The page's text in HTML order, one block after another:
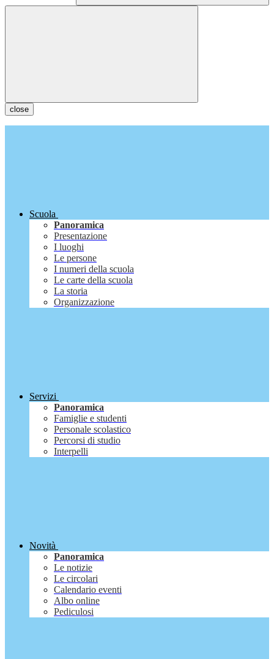
close
Scuola
Panoramica
Presentazione
I luoghi
Le persone
I numeri della scuola
Le carte della scuola
La storia
Organizzazione
Servizi
Panoramica
Famiglie e studenti
Personale scolastico
Percorsi di studio
Interpelli
Novità
Panoramica
Le notizie
Le circolari
Calendario eventi
Albo online
Pediculosi